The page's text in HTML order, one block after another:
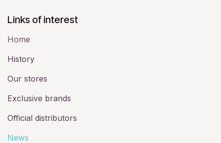
Links of interest
Home
History​
Our stores
Exclusive brands
Official distributors
News